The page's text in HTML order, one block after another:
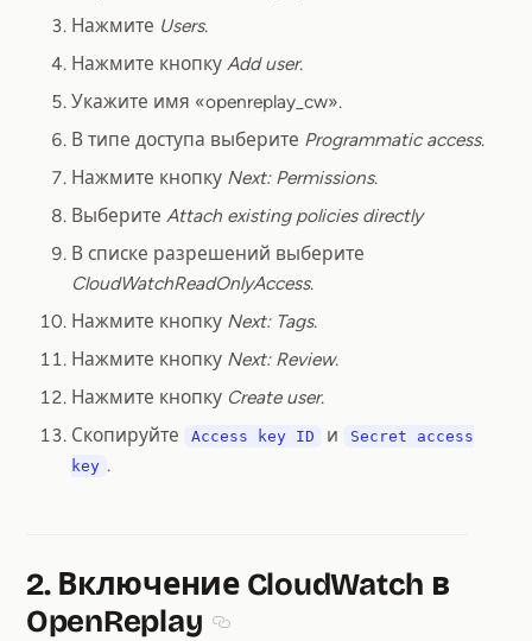
Нажмите Users.
Нажмите кнопку Add user.
Укажите имя «openreplay_cw».
В типе доступа выберите Programmatic access.
Нажмите кнопку Next: Permissions.
Выберите Attach existing policies directly
В списке разрешений выберите
CloudWatchReadOnlyAccess.
Нажмите кнопку Next: Tags.
Нажмите кнопку Next: Review.
Нажмите кнопку Create user.
Скопируйте
Access key ID и
Secret access
key .
2. Включение CloudWatch в
OpenReplay